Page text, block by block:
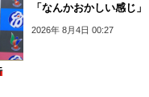
「なんかおかしい感じ」
2026年 8月4日 00:27